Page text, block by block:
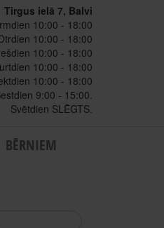
Tirgus ielā 7, Balvi
10:00 - 18:00
10:00 - 18:00
10:00 - 18:00
10:00 - 18:00
10:00 - 18:00
9:00 - 15:00.
Svētdien SLĒGTS.
BĒRNIEM